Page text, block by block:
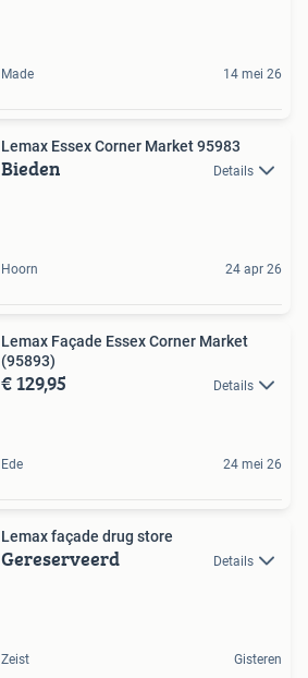
Made 14 mei 26
Lemax Essex Corner Market 95983
Bieden Details
Hoorn 24 apr 26
Lemax Façade Essex Corner Market
(95893)
€ 129,95 Details
Ede 24 mei 26
Lemax façade drug store
Gereserveerd Details
Zeist Gisteren